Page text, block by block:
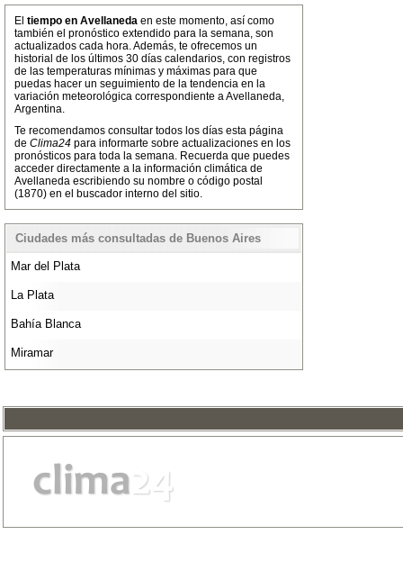
El tiempo en Avellaneda en este momento, así como
también el pronóstico extendido para la semana, son
actualizados cada hora. Además, te ofrecemos un
historial de los últimos 30 días calendarios, con registros
de las temperaturas mínimas y máximas para que
puedas hacer un seguimiento de la tendencia en la
variación meteorológica correspondiente a Avellaneda,
Argentina.
Te recomendamos consultar todos los días esta página
de Clima24 para informarte sobre actualizaciones en los
pronósticos para toda la semana. Recuerda que puedes
acceder directamente a la información climática de
Avellaneda escribiendo su nombre o código postal
(1870) en el buscador interno del sitio.
Ciudades más consultadas de Buenos Aires
Mar del Plata
La Plata
Bahía Blanca
Miramar